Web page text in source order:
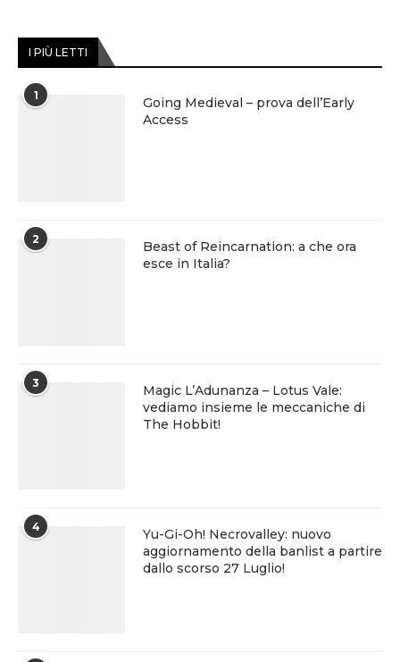
I PIÙ LETTI
1
Going Medieval – prova dell’Early
Access
2
Beast of Reincarnation: a che ora
esce in Italia?
3
Magic L’Adunanza – Lotus Vale:
vediamo insieme le meccaniche di
The Hobbit!
4
Yu-Gi-Oh! Necrovalley: nuovo
aggiornamento della banlist a partire
dallo scorso 27 Luglio!